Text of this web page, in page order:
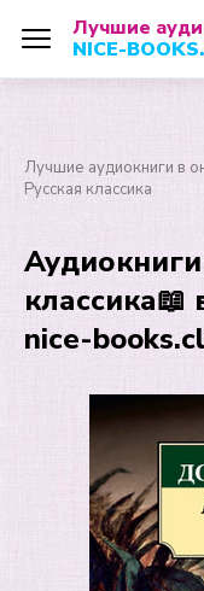
Лучшие
NICE-
Лучшие аудиокниги в
Русская классика
nice-